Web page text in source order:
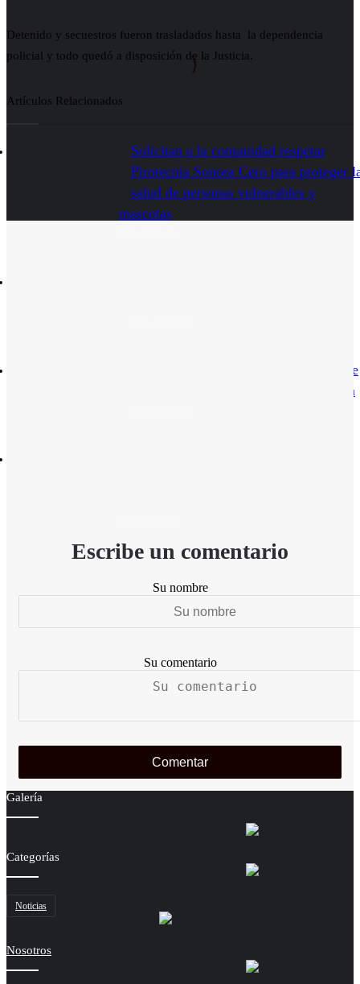
Detenido y secuestros fueron trasladados hasta la dependencia
policial y todo quedó a disposición de la Justicia.
Artículos Relacionados
Solicitan a la comunidad respetar
Pirotecnia Sonora Cero para proteger
salud de personas vulnerables y
mascotas
Con éxito se desarrolló la gran feria de
cierre de año en la Peatonal Rivadavia
Escribe un comentario
Su nombre
Su comentario
Galería
Categorías
Noticias
Nosotros